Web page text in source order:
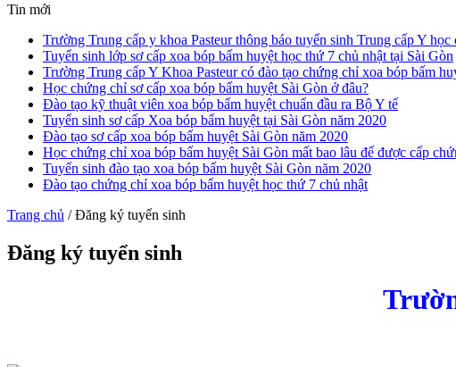
Tin mới
Trường Trung cấp y khoa Pasteur thông báo tuyển sinh Trung cấp Y học
Tuyển sinh lớp sơ cấp xoa bóp bấm huyệt học thứ 7 chủ nhật tại Sài Gòn
Trường Trung cấp Y Khoa Pasteur có đào tạo chứng chỉ xoa bóp bấm
Học chứng chỉ sơ cấp xoa bóp bấm huyệt Sài Gòn ở đâu?
Đào tạo kỹ thuật viên xoa bóp bấm huyệt chuẩn đầu ra Bộ Y tế
Tuyển sinh sơ cấp Xoa bóp bấm huyệt tại Sài Gòn năm 2020
Đào tạo sơ cấp xoa bóp bấm huyệt Sài Gòn năm 2020
Học chứng chỉ xoa bóp bấm huyệt Sài Gòn mất bao lâu để được cấp
Tuyển sinh đào tạo xoa bóp bấm huyệt Sài Gòn năm 2020
Đào tạo chứng chỉ xoa bóp bấm huyệt học thứ 7 chủ nhật
Trang chủ / Đăng ký tuyển sinh
Đăng ký tuyển sinh